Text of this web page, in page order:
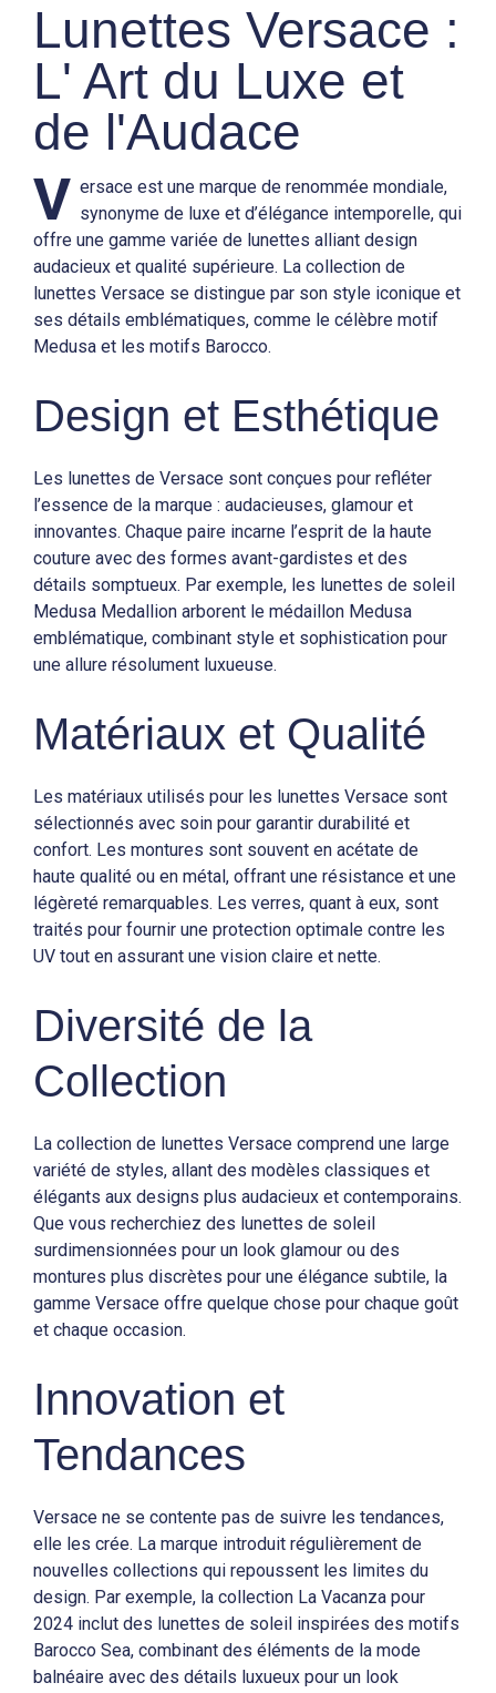
Lunettes Versace :
L' Art du Luxe et
de l'Audace
V ersace est une marque de renommée mondiale,
synonyme de luxe et d’élégance intemporelle, qui
offre une gamme variée de lunettes alliant design
audacieux et qualité supérieure. La collection de
lunettes Versace se distingue par son style iconique et
ses détails emblématiques, comme le célèbre motif
Medusa et les motifs Barocco.
Design et Esthétique
Les lunettes de Versace sont conçues pour refléter
l’essence de la marque : audacieuses, glamour et
innovantes. Chaque paire incarne l’esprit de la haute
couture avec des formes avant-gardistes et des
détails somptueux. Par exemple, les lunettes de soleil
Medusa Medallion arborent le médaillon Medusa
emblématique, combinant style et sophistication pour
une allure résolument luxueuse.
Matériaux et Qualité
Les matériaux utilisés pour les lunettes Versace sont
sélectionnés avec soin pour garantir durabilité et
confort. Les montures sont souvent en acétate de
haute qualité ou en métal, offrant une résistance et une
légèreté remarquables. Les verres, quant à eux, sont
traités pour fournir une protection optimale contre les
UV tout en assurant une vision claire et nette.
Diversité de la
Collection
La collection de lunettes Versace comprend une large
variété de styles, allant des modèles classiques et
élégants aux designs plus audacieux et contemporains.
Que vous recherchiez des lunettes de soleil
surdimensionnées pour un look glamour ou des
montures plus discrètes pour une élégance subtile, la
gamme Versace offre quelque chose pour chaque goût
et chaque occasion.
Innovation et
Tendances
Versace ne se contente pas de suivre les tendances,
elle les crée. La marque introduit régulièrement de
nouvelles collections qui repoussent les limites du
design. Par exemple, la collection La Vacanza pour
2024 inclut des lunettes de soleil inspirées des motifs
Barocco Sea, combinant des éléments de la mode
balnéaire avec des détails luxueux pour un look